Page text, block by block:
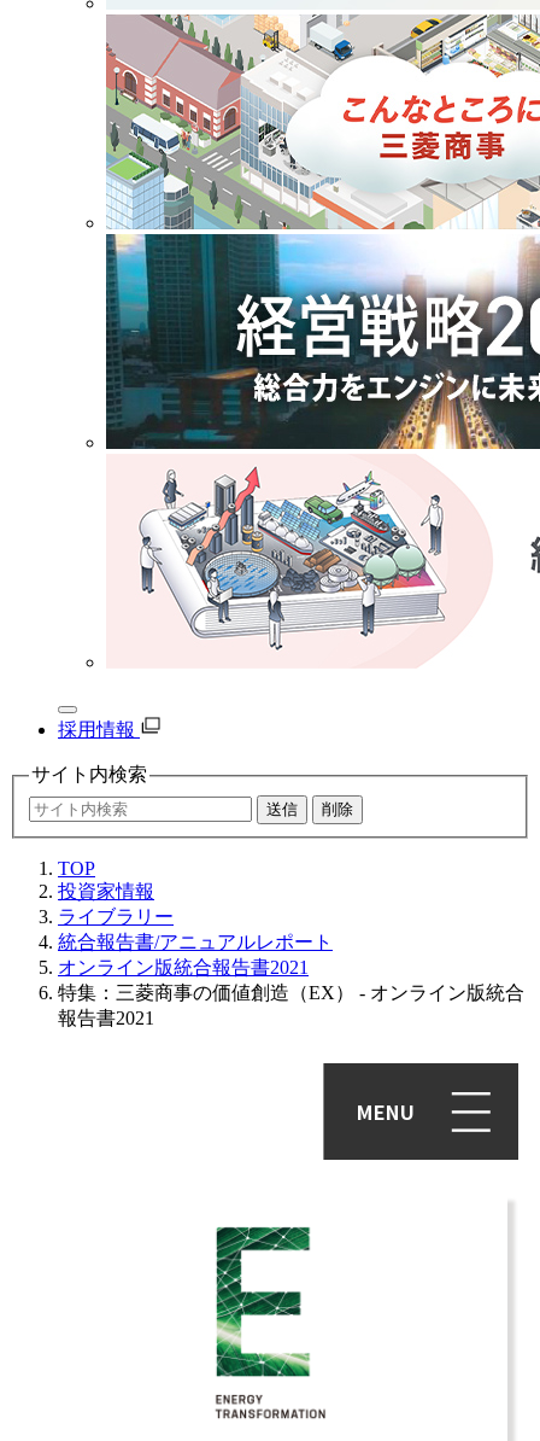
採用情報
サイト内検索
TOP
投資家情報
ライブラリー
統合報告書/アニュアルレポート
オンライン版統合報告書2021
特集：三菱商事の価値創造（EX） - オンライン版統合
報告書2021
MENU